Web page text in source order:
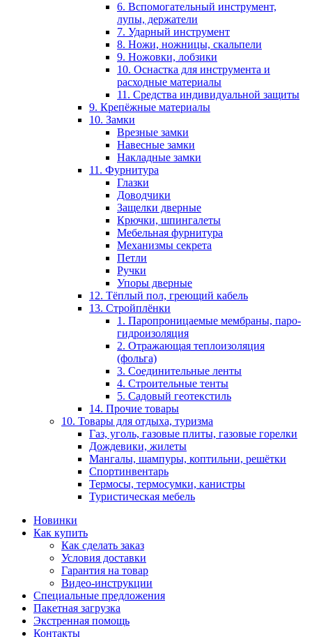
6. Вспомогательный инструмент,
лупы, держатели
7. Ударный инструмент
8. Ножи, ножницы, скальпели
9. Ножовки, лобзики
10. Оснастка для инструмента и
расходные материалы
11. Средства индивидуальной защиты
9. Крепёжные материалы
10. Замки
Врезные замки
Навесные замки
Накладные замки
11. Фурнитура
Глазки
Доводчики
Защелки дверные
Крючки, шпингалеты
Мебельная фурнитура
Механизмы секрета
Петли
Ручки
Упоры дверные
12. Тёплый пол, греющий кабель
13. Стройплёнки
1. Паропроницаемые мембраны, паро-
гидроизоляция
2. Отражающая теплоизоляция
(фольга)
3. Соединительные ленты
4. Строительные тенты
5. Садовый геотекстиль
14. Прочие товары
10. Товары для отдыха, туризма
Газ, уголь, газовые плиты, газовые горелки
Дождевики, жилеты
Мангалы, шампуры, коптильни, решётки
Спортинвентарь
Термосы, термосумки, канистры
Туристическая мебель
Новинки
Как купить
Как сделать заказ
Условия доставки
Гарантия на товар
Видео-инструкции
Специальные предложения
Пакетная загрузка
Экстренная помощь
Контакты